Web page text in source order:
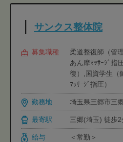
サンクス整体院
募集職種
柔道整復師（管
あん摩ﾏｯｻｰｼﾞ指
復）,国資学生（
ﾏｯｻｰｼﾞ指圧）
勤務地 埼玉県三郷市三
最寄駅 三郷(埼玉) 徒歩2
給与
＜常勤＞